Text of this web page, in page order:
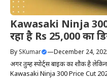
Kawasaki Ninja
रहा है Rs 25,000 का
By SKumar —December 24,
अगर तुम्हें स्पोर्ट्स बाइक का शौक है
Kawasaki Ninja 300 Price Cut